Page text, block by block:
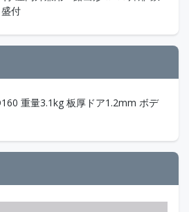
付
重量3.1kg 板厚ドア1.2mm ボデ